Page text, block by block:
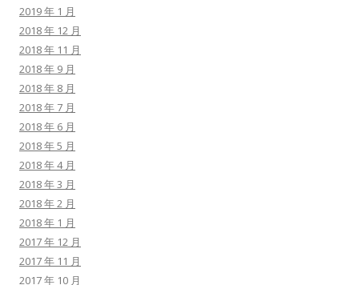
2019 年 1 月
2018 年 12 月
2018 年 11 月
2018 年 9 月
2018 年 8 月
2018 年 7 月
2018 年 6 月
2018 年 5 月
2018 年 4 月
2018 年 3 月
2018 年 2 月
2018 年 1 月
2017 年 12 月
2017 年 11 月
2017 年 10 月